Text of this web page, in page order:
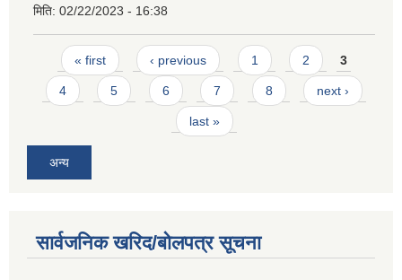
मिति: 02/22/2023 - 16:38
Pages
« first ‹ previous 1 2 3
4 5 6 7 8 next ›
last »
अन्य
सार्वजनिक खरिद/बोलपत्र सूचना